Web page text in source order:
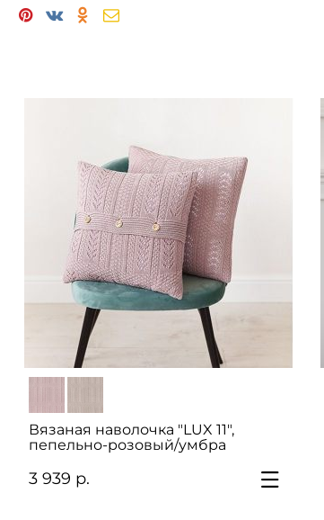
Вязаная наволочка "LUX 11",
пепельно-розовый/умбра
3 939 р.